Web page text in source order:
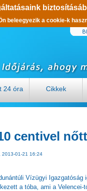
beleegyezik a cookie-k
24 óra Cikkek
centivel
2013-01-21 16:24
Vízügyi
a tóba, ami a Velencei-